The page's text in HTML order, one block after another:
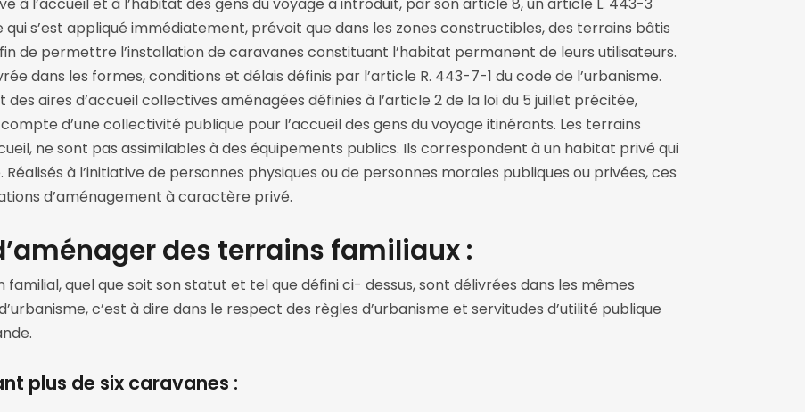
à l’accueil et à l’habitat des gens du voyage a introduit, par son article 8, un article L. 443-3
s’est appliqué immédiatement, prévoit que dans les zones constructibles, des terrains bâtis
de permettre l’installation de caravanes constituant l’habitat permanent de leurs utilisateurs.
dans les formes, conditions et délais définis par l’article R. 443-7-1 du code de l’urbanisme.
aires d’accueil collectives aménagées définies à l’article 2 de la loi du 5 juillet précitée,
d’une collectivité publique pour l’accueil des gens du voyage itinérants. Les terrains
ne sont pas assimilables à des équipements publics. Ils correspondent à un habitat privé qui
à l’initiative de personnes physiques ou de personnes morales publiques ou privées, ces
d’aménagement à caractère privé.
des terrains familiaux :
familial, quel que soit son statut et tel que défini ci- dessus, sont délivrées dans les mêmes
c’est à dire dans le respect des règles d’urbanisme et servitudes d’utilité publique
plus de six caravanes :